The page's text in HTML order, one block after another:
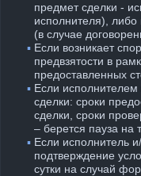
предмет сделки -
исполнителя), либо
(в случае
⠀ ▪︎ Если возникает
предвзятости в
предоставленных
⠀ ▪︎ Если
сделки: сроки
сделки, сроки
– берется пауза на
⠀ ▪︎ Если исполнитель
подтверждение
сутки на случай